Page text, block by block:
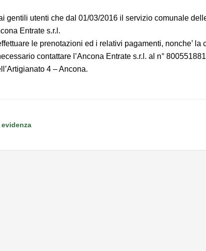
gentili utenti che dal 01/03/2016 il servizio comunale
Entrate s.r.l.
le prenotazioni ed i relativi pagamenti, nonche’ la
contattare l’Ancona Entrate s.r.l. al n°
4 – Ancona.
evidenza